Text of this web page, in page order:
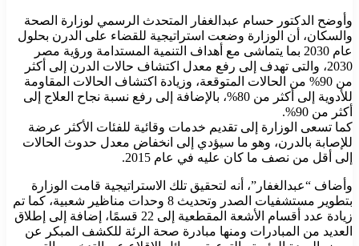
وأوضح الدكتور حسام عبدالغفار المتحدث الرسمي لوزارة الصحة
والسكان، أن الوزارة وضعت استراتيجية للقضاء على الدرن بحلول
عام 2030 بما يتماشى مع أهداف التنمية المستدامة ورؤية مصر
2030، والتى تهدف إلى رفع معدل اكتشاف حالات الدرن إلى أكثر
من 90% من الحالات المتوقعة، وزيادة اكتشاف الحالات المقاومة
للأدوية إلى أكثر من 80%، بالإضافة إلى رفع نسبة نجاح العلاج إلى
أكثر من 90%.
كما تسعى الوزارة إلى تقديم خدمات وقائية للفئات الأكثر عرضة
للإصابة بالدرن، وهو ما سيؤدي إلى انخفاض معدل حدوث الحالات
إلى أقل من نصف ما كان عليه في عام 2015.
وأضاف “عبدالغفار”، أنه لتحقيق تلك الاستراتيجية قامت الوزارة
بتطوير مستشفيات الصدر وتحديث 8 وحدات مناظير شعبية، كما تم
زيادة عدد أقسام الأشعة المقطعية إلى 22 قسمًا، إضافة إلى إطلاق
العديد من المبادرات ومنها مبادرة صحة الرئة للكشف المبكر عن